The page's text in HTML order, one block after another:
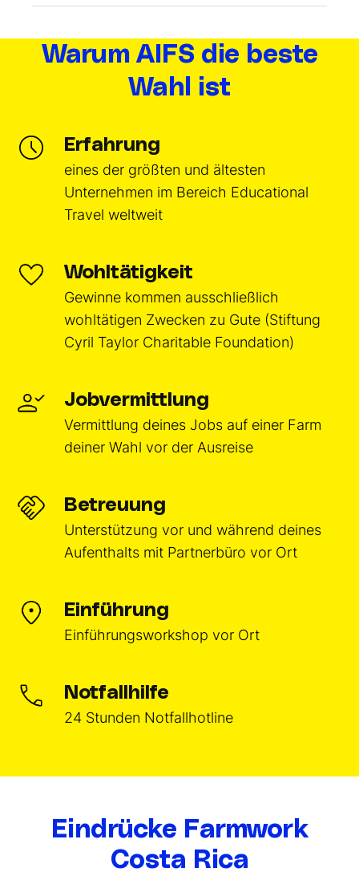
Warum AIFS die beste
Wahl ist
Erfahrung
eines der größten und ältesten
Unternehmen im Bereich Educational
Travel weltweit
Wohltätigkeit
Gewinne kommen ausschließlich
wohltätigen Zwecken zu Gute (Stiftung
Cyril Taylor Charitable Foundation)
Jobvermittlung
Vermittlung deines Jobs auf einer Farm
deiner Wahl vor der Ausreise
Betreuung
Unterstützung vor und während deines
Aufenthalts mit Partnerbüro vor Ort
Einführung
Einführungsworkshop vor Ort
Notfallhilfe
24 Stunden Notfallhotline
Eindrücke Farmwork
Costa Rica